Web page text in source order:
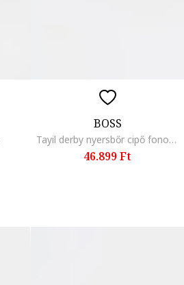
BOSS
Tayil derby nyersbőr cipő fonott részletekkel, Sötétbarna
46.899 Ft